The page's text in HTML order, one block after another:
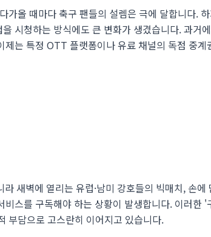
가올 때마다 축구 팬들의 설렘은 극에 달합니다.
시청하는 방식에도 큰 변화가 생겼습니다. 과거
는 특정 OTT 플랫폼이나 유료 채널의 독점 중계
새벽에 열리는 유럽·남미 강호들의 빅매치, 손
스를 구독해야 하는 상황이 발생합니다. 이러한 '
담으로 고스란히 이어지고 있습니다.